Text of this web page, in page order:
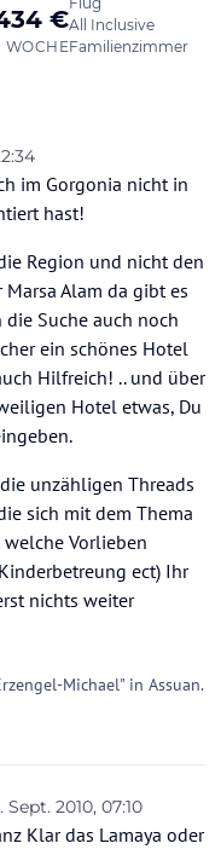
im Gorgonia nicht in
hast!
Region und nicht den
Alam da gibt es
Suche auch noch
ein schönes Hotel
Hilfreich! .. und über
Hotel etwas, Du
unzähligen Threads
sich mit dem Thema
Vorlieben
ect) Ihr
nichts weiter
Michael" in Assuan.
Sept. 2010, 07:10
von
Klar das Lamaya oder